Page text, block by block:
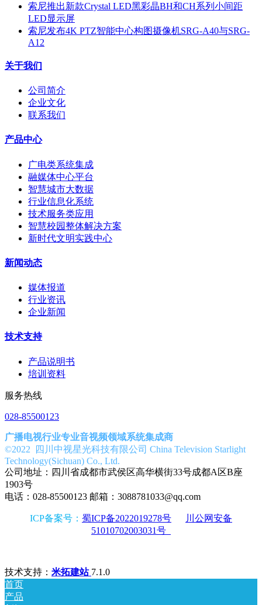
索尼推出新款Crystal LED黑彩晶BH和CH系列小间距
LED显示屏
索尼发布4K PTZ智能中心构图摄像机SRG-A40与SRG-
A12
关于我们
公司简介
企业文化
联系我们
产品中心
广电类系统集成
融媒体中心平台
智慧城市大数据
行业信息化系统
技术服务类应用
智慧校园整体解决方案
新时代文明实践中心
新闻动态
媒体报道
行业资讯
企业新闻
技术支持
产品说明书
培训资料
服务热线
028-85500123
广播电视行业专业音视频领域系统集成商
©2022 四川中视星光科技有限公司 China Television Starlight
Technology(Sichuan) Co., Ltd.
公司地址：四川省成都市武侯区高华横街33号成都A区B座
1903号
电话：028-85500123 邮箱：3088781033@qq.com
ICP备案号： 蜀ICP备2022019278号
川公网安备
51010702003031号
技术支持： 米拓建站 7.1.0
首页
产品